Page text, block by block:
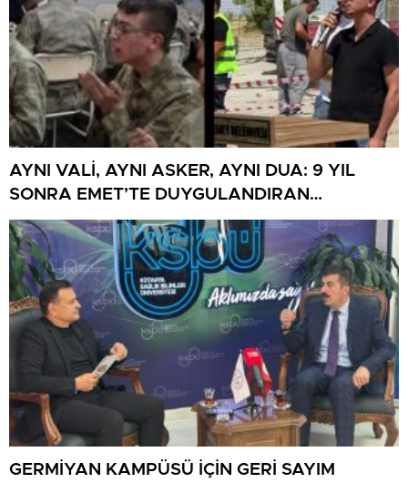
AYNI VALİ, AYNI ASKER, AYNI DUA: 9 YIL
SONRA EMET’TE DUYGULANDIRAN
BULUŞMA
GERMİYAN KAMPÜSÜ İÇİN GERİ SAYIM